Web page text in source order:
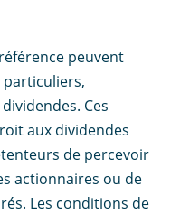
peuvent
Ces
aux dividendes
de percevoir
actionnaires ou de
Les conditions de